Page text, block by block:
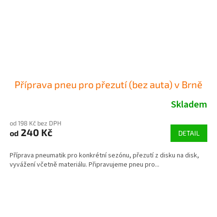
Příprava pneu pro přezutí (bez auta) v Brně
Skladem
od 198 Kč bez DPH
od 240 Kč DETAIL
Příprava pneumatik pro konkrétní sezónu, přezutí z disku na disk,
vyvážení včetně materiálu. Připravujeme pneu pro...